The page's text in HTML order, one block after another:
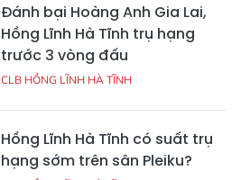
Đánh bại Hoàng Anh Gia Lai,
Hồng Lĩnh Hà Tĩnh trụ hạng
trước 3 vòng đấu
CLB HỒNG LĨNH HÀ TĨNH
Hồng Lĩnh Hà Tĩnh có suất trụ
hạng sớm trên sân Pleiku?